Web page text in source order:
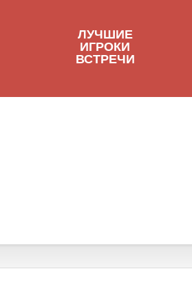
ЛУЧШИЕ
ИГРОКИ
ВСТРЕЧИ